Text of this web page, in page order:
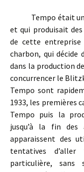
Tempo était un
et qui produisait
de cette
charbon, qui décide
dans la production
concurrencer le
Tempo sont
1933, les premières
Tempo puis la
jusqu’à la fin des
apparaissent des
tentatives
particulière, sans